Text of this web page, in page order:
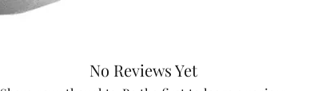
No Reviews Yet